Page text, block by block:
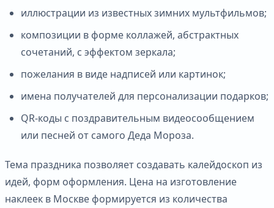
иллюстрации из известных зимних мультфильмов;
композиции в форме коллажей, абстрактных
сочетаний, с эффектом зеркала;
пожелания в виде надписей или картинок;
имена получателей для персонализации подарков;
QR-коды с поздравительным видеосообщением
или песней от самого Деда Мороза.
Тема праздника позволяет создавать калейдоскоп из
идей, форм оформления. Цена на изготовление
наклеек в Москве формируется из количества